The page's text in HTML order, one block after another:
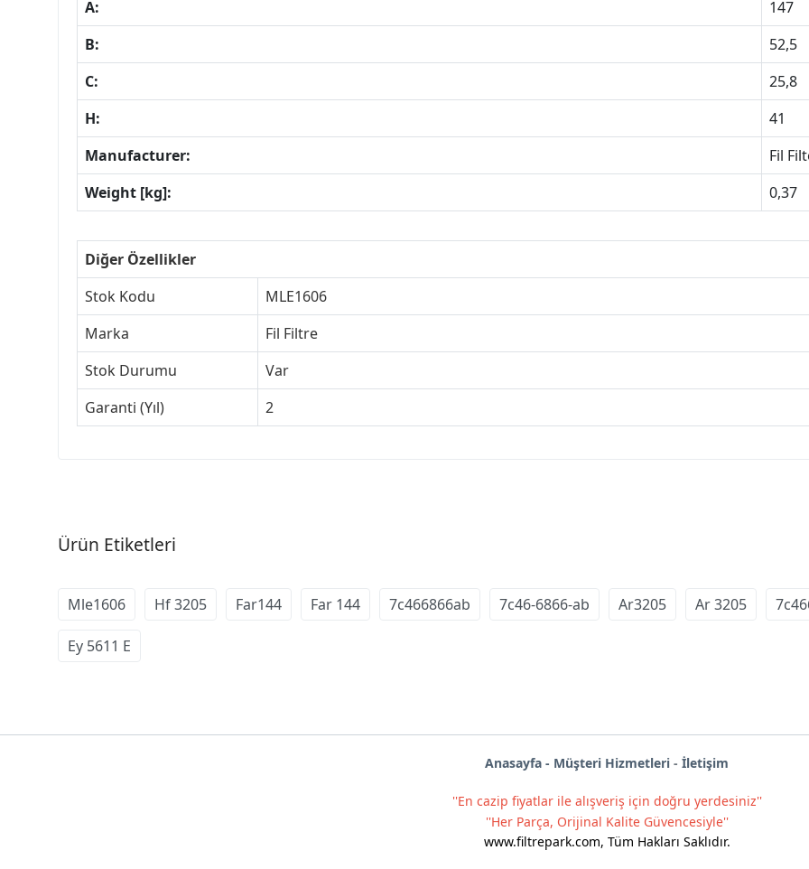
A:
147
B:
52,5
C:
25,8
H:
41
Manufacturer:
Fil
Weight [kg]:
0,37
Diğer Özellikler
Stok Kodu
MLE1606
Marka
Fil Filtre
Stok Durumu
Var
Garanti (Yıl)
2
Ürün Etiketleri
Mle1606 Hf 3205 Far144 Far 144 7c466866ab 7c46-6866-ab Ar3205 Ar 3205
Ey 5611 E
Anasayfa - Müşteri Hizmetleri - İletişim
''En cazip fiyatlar ile alışveriş için doğru yerdesiniz''
''Her Parça, Orijinal Kalite Güvencesiyle''
www.filtrepark.com, Tüm Hakları Saklıdır.